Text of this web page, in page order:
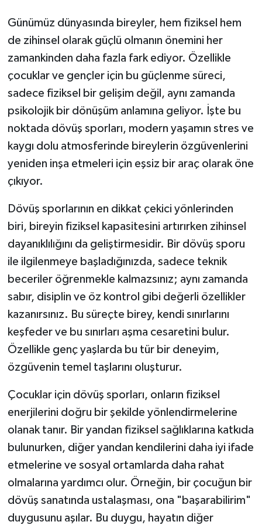
Günümüz dünyasında bireyler, hem fiziksel hem
de zihinsel olarak güçlü olmanın önemini her
zamankinden daha fazla fark ediyor. Özellikle
çocuklar ve gençler için bu güçlenme süreci,
sadece fiziksel bir gelişim değil, aynı zamanda
psikolojik bir dönüşüm anlamına geliyor. İşte bu
noktada dövüş sporları, modern yaşamın stres ve
kaygı dolu atmosferinde bireylerin özgüvenlerini
yeniden inşa etmeleri için eşsiz bir araç olarak öne
çıkıyor.
Dövüş sporlarının en dikkat çekici yönlerinden
biri, bireyin fiziksel kapasitesini artırırken zihinsel
dayanıklılığını da geliştirmesidir. Bir dövüş sporu
ile ilgilenmeye başladığınızda, sadece teknik
beceriler öğrenmekle kalmazsınız; aynı zamanda
sabır, disiplin ve öz kontrol gibi değerli özellikler
kazanırsınız. Bu süreçte birey, kendi sınırlarını
keşfeder ve bu sınırları aşma cesaretini bulur.
Özellikle genç yaşlarda bu tür bir deneyim,
özgüvenin temel taşlarını oluşturur.
Çocuklar için dövüş sporları, onların fiziksel
enerjilerini doğru bir şekilde yönlendirmelerine
olanak tanır. Bir yandan fiziksel sağlıklarına katkıda
bulunurken, diğer yandan kendilerini daha iyi ifade
etmelerine ve sosyal ortamlarda daha rahat
olmalarına yardımcı olur. Örneğin, bir çocuğun bir
dövüş sanatında ustalaşması, ona "başarabilirim"
duygusunu aşılar. Bu duygu, hayatın diğer
Sağlık
Spor
Teknoloji
Yaşam